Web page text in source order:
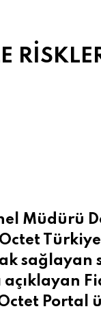
Müdürü
sağlayan
Portal